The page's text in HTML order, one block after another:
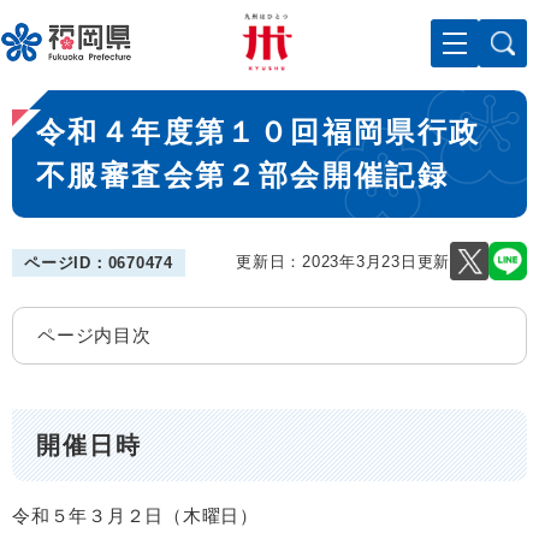
ー
ジ
先
頭
。
メニューを飛ばして本文へ
本
文
令和４年度第１０回福岡県行政
不服審査会第２部会開催記録
ページID：0670474 更新日：2023年3月23日更新
ページ内目次
開催日時
令和５年３月２日（木曜日）